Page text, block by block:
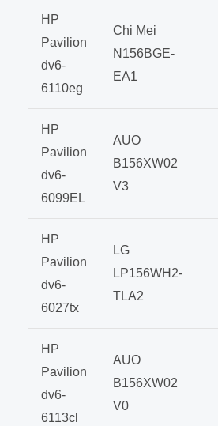
HP
Pavilion
dv6-
6110eg
Chi Mei
N156BGE-
EA1
HP
Pavilion
dv6-
6099EL
AUO
B156XW02
V3
HP
Pavilion
dv6-
6027tx
LG
LP156WH2-
TLA2
HP
Pavilion
dv6-
6113cl
AUO
B156XW02
V0